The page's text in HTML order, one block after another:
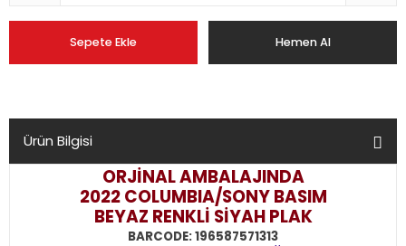
Sepete Ekle Hemen Al
Ürün Bilgisi
ORJİNAL AMBALAJINDA
2022 COLUMBIA/SONY BASIM
BEYAZ RENKLİ SİYAH PLAK
BARCODE: 196587571313